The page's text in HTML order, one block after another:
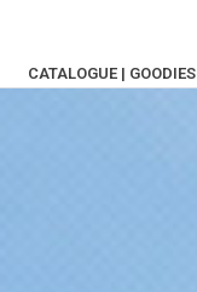
CATALOGUE | GOODIES